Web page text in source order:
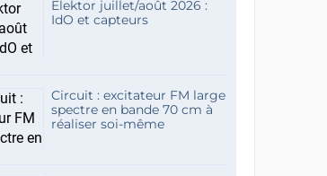
Elektor juillet/août 2026 :
IdO et capteurs
Circuit : excitateur FM large
spectre en bande 70 cm à
réaliser soi-même